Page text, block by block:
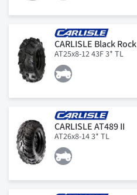
CARLISLE Black Rock
AT25x8-12 43F 3* TL
CARLISLE AT489 II
AT26x8-14 3* TL